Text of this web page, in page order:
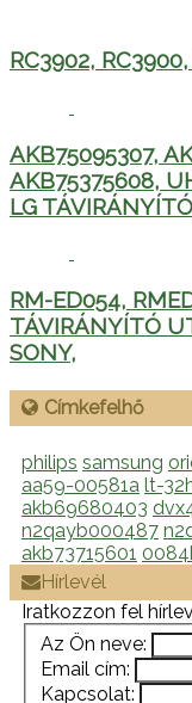
RC3902,
AKB75095307,
AKB75375608,
LG TÁVIRÁNYÍTÓ
RM-ED054,
TÁVIRÁNYÍTÓ
SONY,
Címkefelhő
philips samsung
aa59-00581a lt-
akb69680403
n2qayb000487
akb73715601
Hírlevél
Iratkozzon fel
Az Ön neve:
Email cím:
Kapcsolat: